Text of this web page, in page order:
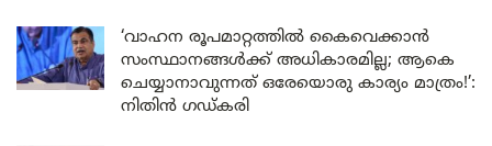
‘വാഹന രൂപമാറ്റത്തിൽ കൈവെക്കാൻ
സംസ്ഥാനങ്ങൾക്ക് അധികാരമില്ല; ആകെ
ചെയ്യാനാവുന്നത് ഒരേയൊരു കാര്യം മാത്രം!’:
നിതിൻ ഗഡ്കരി